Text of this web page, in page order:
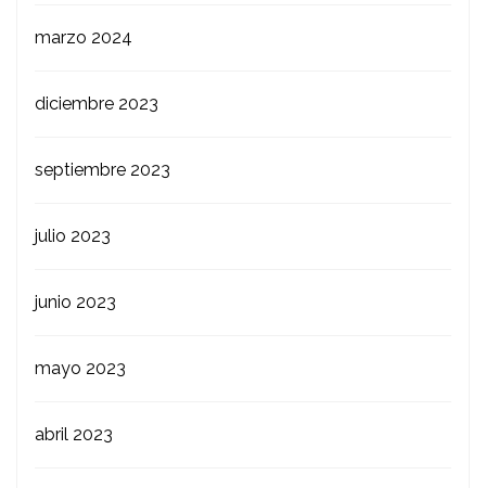
marzo 2024
diciembre 2023
septiembre 2023
julio 2023
junio 2023
mayo 2023
abril 2023